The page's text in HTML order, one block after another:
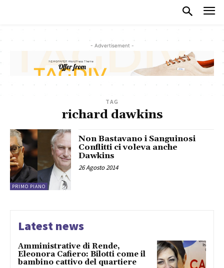
- Advertisement -
TAG
richard dawkins
PRIMO PIANO
Non Bastavano i Sanguinosi
Conflitti ci voleva anche
Dawkins
26 Agosto 2014
Latest news
Amministrative di Rende,
Eleonora Cafiero: Bilotti come il
bambino cattivo del quartiere